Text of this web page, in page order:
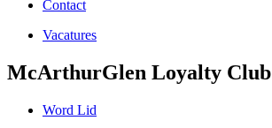
Contact
Vacatures
McArthurGlen Loyalty Club
Word Lid